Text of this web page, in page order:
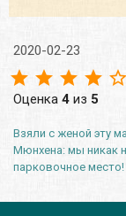
2020-02-23
Оценка 4 из 5
Взяли с женой эту
Мюнхена: мы никак
парковочное